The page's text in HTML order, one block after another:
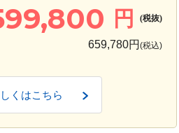
円 (税抜)
659,780円 (税込)
くはこちら